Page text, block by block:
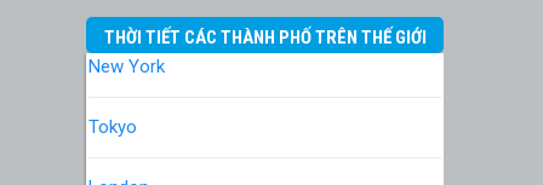
THỜI TIẾT CÁC THÀNH PHỐ TRÊN THẾ GIỚI
New York
Tokyo